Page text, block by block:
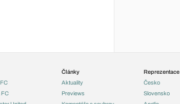
FC
Články
Aktuality
Previews
Reprezentace
Česko
Slovensko